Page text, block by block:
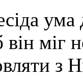
ума
міг
з